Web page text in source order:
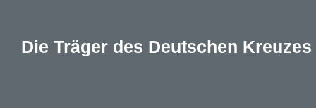
Die Träger des Deutschen Kreuzes